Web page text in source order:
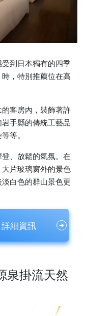
到日本獨有的四季
，特別推薦位在高
客房內，裝飾著許
手縣的傳統工藝品
等。
、放鬆的氣氛。在
片玻璃窗外的景色
白色的群山景色更
細資訊
泉掛流天然